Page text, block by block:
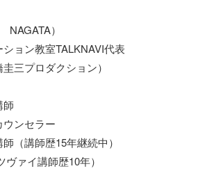
）
ョン教室TALKNAVI代表
三プロダクション）
師
ンセラー
（講師歴15年継続中）
ァイ講師歴10年）